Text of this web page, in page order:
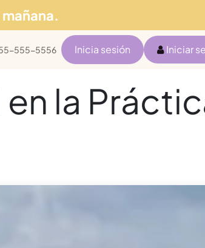
555-5556 Inicia sesión Iniciar
la